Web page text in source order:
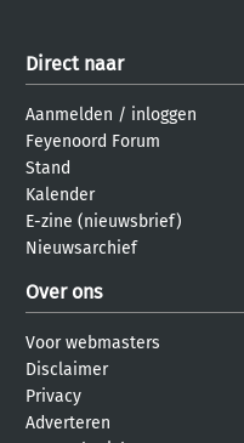
Direct naar
Aanmelden / inloggen
Feyenoord Forum
Stand
Kalender
E-zine (nieuwsbrief)
Nieuwsarchief
Over ons
Voor webmasters
Disclaimer
Privacy
Adverteren